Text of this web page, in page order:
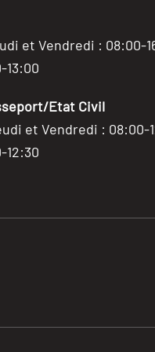
et Vendredi : 08:00-
13:00
Etat Civil
et Vendredi : 08:00-
12:30